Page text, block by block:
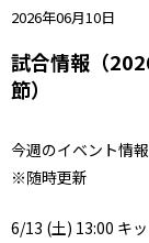
2026年06月10日
試合情報（
節）
今週のイベント情報
※随時更新
6/13 (土) 13:00 キ